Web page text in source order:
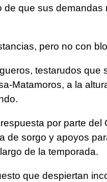
de que sus
pero no con
testarudos que
Matamoros, a la
por parte del
de sorgo y apoyos
de la temporada.
que despiertan